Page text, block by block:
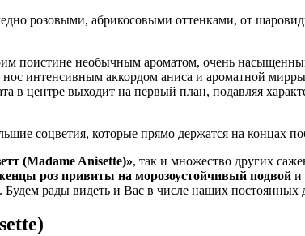
розовыми, абрикосовыми оттенками, от
поистине необычным ароматом, очень
интенсивным аккордом аниса и ароматной
в центре выходит на первый план, подавляя
соцветия, которые прямо держатся на концах
(Madame Anisette)», так и множество других
роз привиты на морозоустойчивый подвой и
рады видеть и Вас в числе наших постоянных